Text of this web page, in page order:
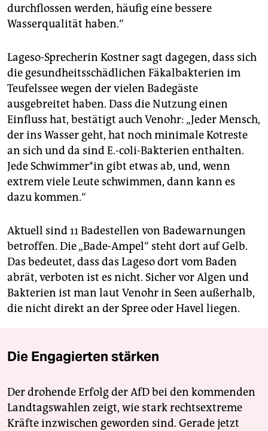
durchflossen werden, häufig eine bessere
Wasserqualität haben.“
Lageso-Sprecherin Kostner sagt dagegen, dass sich
die gesundheitsschädlichen Fäkalbakterien im
Teufelssee wegen der vielen Badegäste
ausgebreitet haben. Dass die Nutzung einen
Einfluss hat, bestätigt auch Venohr: „Jeder Mensch,
der ins Wasser geht, hat noch minimale Kotreste
an sich und da sind E.-coli-Bakterien enthalten.
Jede Schwim­me­r*in gibt etwas ab, und, wenn
extrem viele Leute schwimmen, dann kann es
dazu kommen.“
Aktuell sind 11 Badestellen von Badewarnungen
betroffen. Die „Bade-Ampel“ steht dort auf Gelb.
Das bedeutet, dass das Lageso dort vom Baden
abrät, verboten ist es nicht. Sicher vor Algen und
Bakterien ist man laut Venohr in Seen außerhalb,
die nicht direkt an der Spree oder Havel liegen.
Die Engagierten stärken
Der drohende Erfolg der AfD bei den kommenden
Landtagswahlen zeigt, wie stark rechtsextreme
Kräfte inzwischen geworden sind. Gerade jetzt